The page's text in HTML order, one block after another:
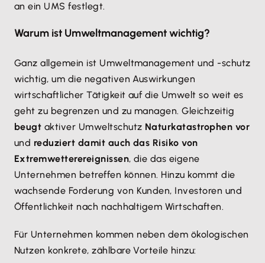
an ein UMS festlegt.
Warum ist Umweltmanagement wichtig?
Ganz allgemein ist Umweltmanagement und -schutz
wichtig, um die negativen Auswirkungen
wirtschaftlicher Tätigkeit auf die Umwelt so weit es
geht zu begrenzen und zu managen. Gleichzeitig
beugt aktiver Umweltschutz Naturkatastrophen vor
und reduziert damit auch das Risiko von
Extremwetterereignissen, die das eigene
Unternehmen betreffen können. Hinzu kommt die
wachsende Forderung von Kunden, Investoren und
Öffentlichkeit nach nachhaltigem Wirtschaften.
Für Unternehmen kommen neben dem ökologischen
Nutzen konkrete, zählbare Vorteile hinzu: